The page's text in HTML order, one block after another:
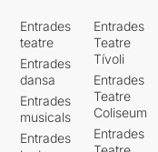
Entrades
teatre
Entrades
dansa
Entrades
musicals
Entrades
Entrades
Teatre
Tívoli
Entrades
Teatre
Coliseum
Entrades